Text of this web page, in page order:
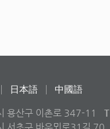
日本語 中國語
용산구 이촌로 347-11 T